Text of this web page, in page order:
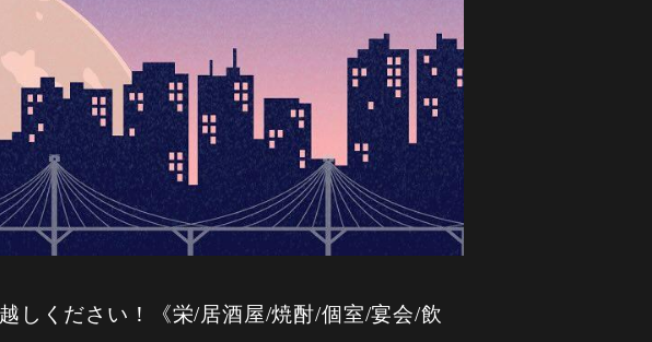
しください！《栄/居酒屋/焼酎/個室/宴会/飲